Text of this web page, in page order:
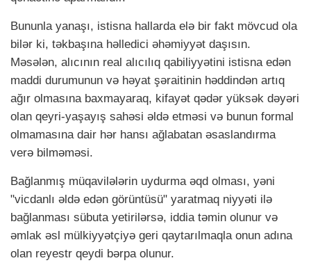
Bununla yanaşı, istisna hallarda elə bir fakt mövcud ola
bilər ki, təkbaşına həlledici əhəmiyyət daşısın.
Məsələn, alıcının real alıcılıq qabiliyyətini istisna edən
maddi durumunun və həyat şəraitinin həddindən artıq
ağır olmasına baxmayaraq, kifayət qədər yüksək dəyəri
olan qeyri-yaşayış sahəsi əldə etməsi və bunun formal
olmamasına dair hər hansı ağlabatan əsaslandırma
verə bilməməsi.
Bağlanmış müqavilələrin uydurma əqd olması, yəni
"vicdanlı əldə edən görüntüsü" yaratmaq niyyəti ilə
bağlanması sübuta yetirilərsə, iddia təmin olunur və
əmlak əsl mülkiyyətçiyə geri qaytarılmaqla onun adına
olan reyestr qeydi bərpa olunur.